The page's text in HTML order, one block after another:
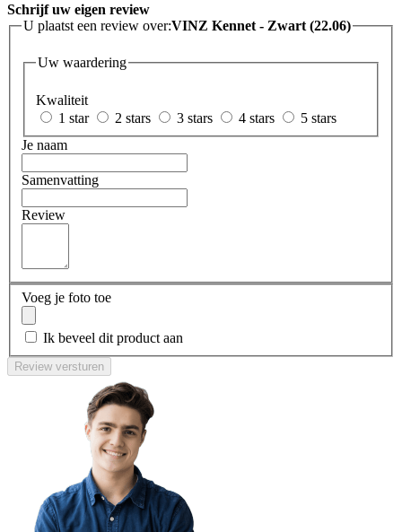
Schrijf uw eigen review
U plaatst een review over:VINZ Kennet - Zwart (22.06)
Uw waardering
Kwaliteit
1 star
2 stars 3 stars 4 stars
5 stars
Je naam
Samenvatting
Review
Voeg je foto toe
Ik beveel dit product aan
Review versturen